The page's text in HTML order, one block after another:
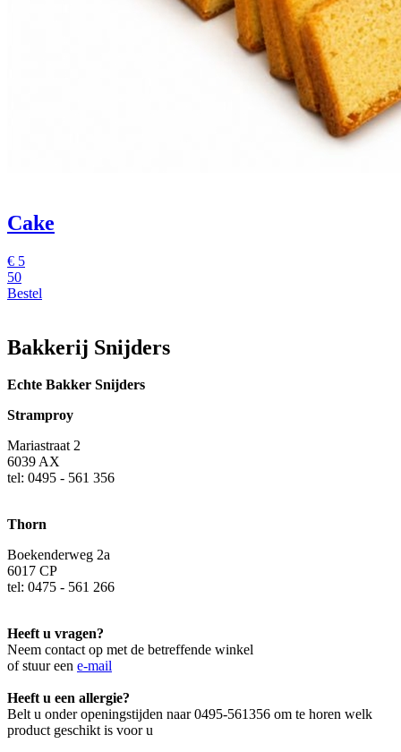
Cake
€ 5
50
Bestel
Bakkerij Snijders
Echte Bakker Snijders
Stramproy
Mariastraat 2
6039 AX
tel: 0495 - 561 356
Thorn
Boekenderweg 2a
6017 CP
tel: 0475 - 561 266
Heeft u vragen?
Neem contact op met de betreffende winkel
of stuur een e-mail
Heeft u een allergie?
Belt u onder openingstijden naar 0495-561356 om te horen welk
product geschikt is voor u